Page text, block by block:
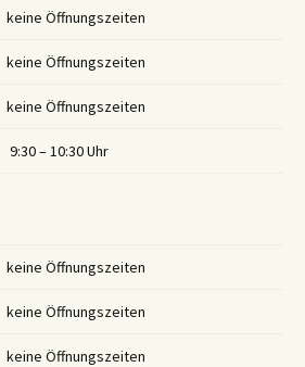
keine Öffnungszeiten
keine Öffnungszeiten
keine Öffnungszeiten
9:30 – 10:30 Uhr
keine Öffnungszeiten
keine Öffnungszeiten
keine Öffnungszeiten